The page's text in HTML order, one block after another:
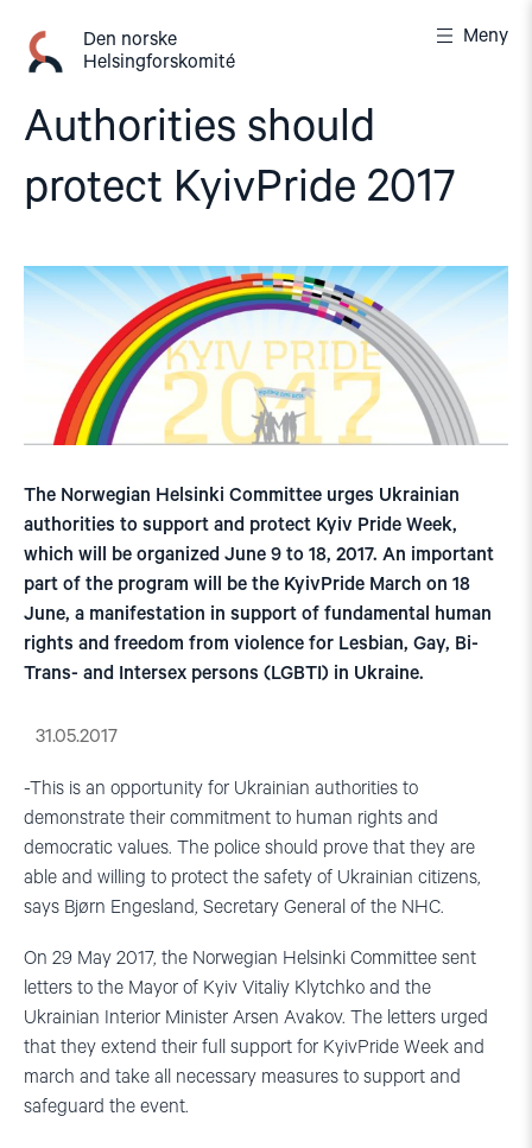
innhold
Den norske
Helsingforskomité
Meny
Authorities should
protect KyivPride 2017
The Norwegian Helsinki Committee urges Ukrainian
authorities to support and protect Kyiv Pride Week,
which will be organized June 9 to 18, 2017. An important
part of the program will be the KyivPride March on 18
June, a manifestation in support of fundamental human
rights and freedom from violence for Lesbian, Gay, Bi-
Trans- and Intersex persons (LGBTI) in Ukraine.
31.05.2017
-This is an opportunity for Ukrainian authorities to
demonstrate their commitment to human rights and
democratic values. The police should prove that they are
able and willing to protect the safety of Ukrainian citizens,
says Bjørn Engesland, Secretary General of the NHC.
On 29 May 2017, the Norwegian Helsinki Committee sent
letters to the Mayor of Kyiv Vitaliy Klytchko and the
Ukrainian Interior Minister Arsen Avakov. The letters urged
that they extend their full support for KyivPride Week and
march and take all necessary measures to support and
safeguard the event.